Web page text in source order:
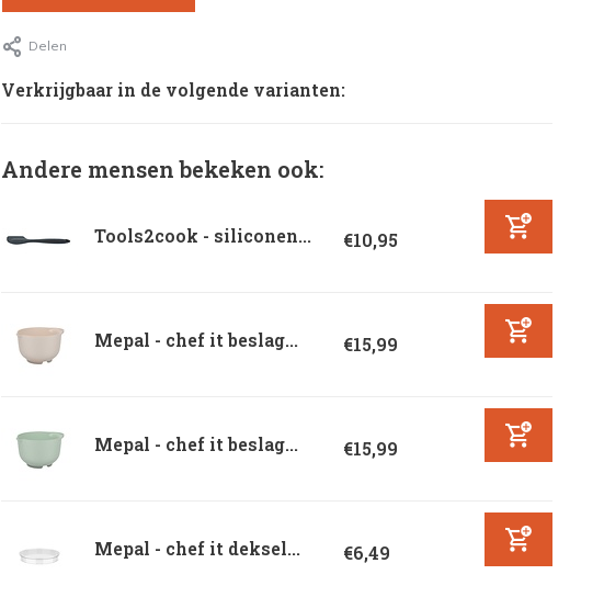
Delen
Verkrijgbaar in de volgende varianten:
Andere mensen bekeken ook:
Tools2cook - siliconen... €10,95
Mepal - chef it beslag... €15,99
Mepal - chef it beslag... €15,99
Mepal - chef it deksel... €6,49